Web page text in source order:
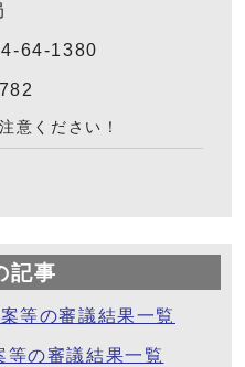
64-1380
意ください！
記事
等の審議結果一覧
の審議結果一覧